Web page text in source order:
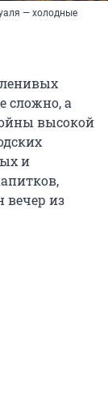
— холодные
сложно, а
высокой
и
вечер из